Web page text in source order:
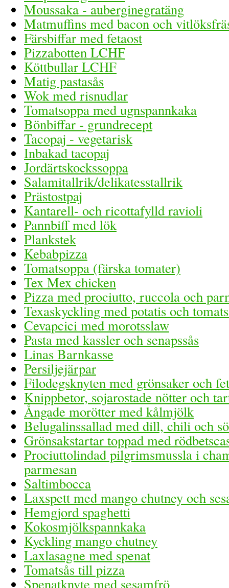
Moussaka - auberginegratäng
Matmuffins med bacon och
Färsbiffar med fetaost
Pizzabotten LCHF
Köttbullar LCHF
Matig pastasås
Wok med risnudlar
Tomatsoppa med ugnspannkaka
Bönbiffar - grundrecept
Tacopaj - vegetarisk
Inbakad tacopaj
Jordärtskockssoppa
Salamitallrik/delikatesstallrik
Prästostpaj
Kantarell- och ricottafylld ravioli
Pannbiff med lök
Plankstek
Kebabpizza
Tomatsoppa (färska tomater)
Tex Mex chicken
Pizza med prociutto, ruccola och
Texaskyckling med potatis och
Cevapcici med morotsslaw
Pasta med kassler och senapssås
Linas Barnkasse
Persiljejärpar
Filodegsknyten med grönsaker och
Knippbetor, sojarostade nötter och
Ångade morötter med kålmjölk
Belugalinssallad med dill, chili och
Grönsakstartar toppad med
Prociuttolindad pilgrimsmussla i
parmesan
Saltimbocca
Laxspett med mango chutney och
Hemgjord spaghetti
Kokosmjölkspannkaka
Kyckling mango chutney
Laxlasagne med spenat
Tomatsås till pizza
Spenatknyte med sesamfrö